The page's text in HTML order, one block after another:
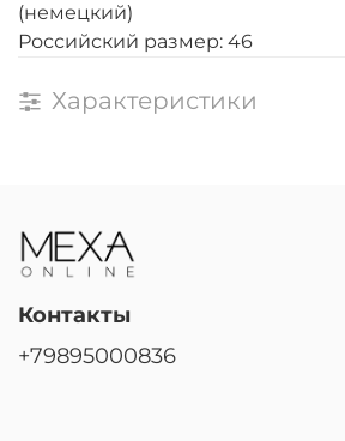
(немецкий)
Российский размер: 46
Характеристики
Контакты
+79895000836